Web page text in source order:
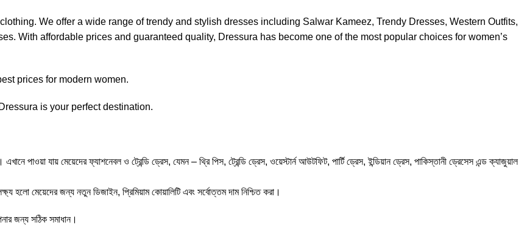
We offer a wide range of trendy and stylish dresses including Salwar Kameez, Trendy Dresses, Western Outfits,
With affordable prices and guaranteed quality, Dressura has become one of the most popular choices for women’s
prices for modern women.
is your perfect destination.
যায় মেয়েদের ফ্যাশনেবল ও ট্রেন্ডি ড্রেস, যেমন – থ্রি পিস, ট্রেন্ডি ড্রেস, ওয়েস্টার্ন আউটফিট, পার্টি ড্রেস, ইন্ডিয়ান ড্রেস, পাকিস্তানী ড্রেসেস এন্ড ক্যাজুয়াল
মেয়েদের জন্য নতুন ডিজাইন, প্রিমিয়াম কোয়ালিটি এবং সর্বোত্তম দাম নিশ্চিত করা।
জন্য সঠিক সমাধান।